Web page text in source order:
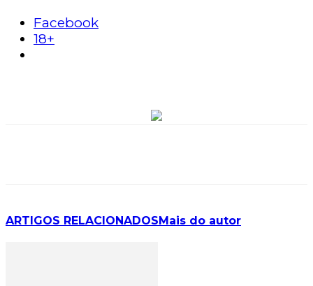
Facebook
18+
ARTIGOS RELACIONADOSMais do autor